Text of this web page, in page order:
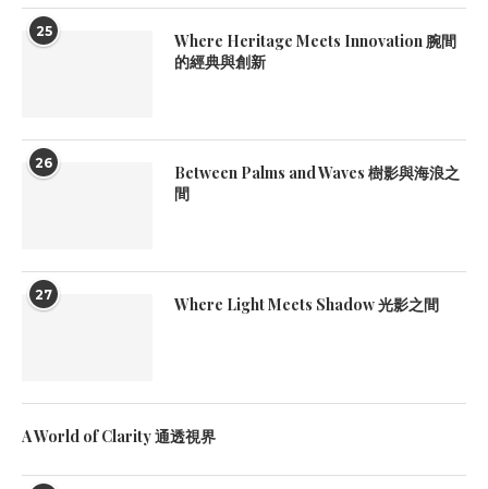
25
Where Heritage Meets Innovation 腕間
的經典與創新
26
Between Palms and Waves 樹影與海浪之
間
27 Where Light Meets Shadow 光影之間
A World of Clarity 通透視界